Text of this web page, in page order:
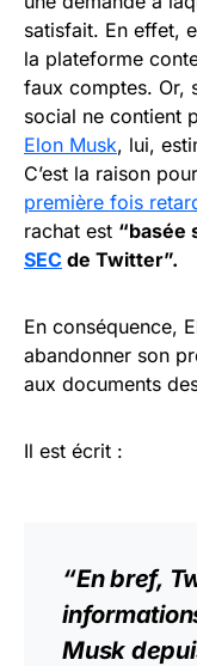
satisfait. En effet,
la plateforme
faux comptes. Or,
social ne contient
Elon Musk, lui,
C’est la raison
première fois
rachat est “basée
SEC de Twitter”.
En conséquence,
abandonner son
aux documents
Il est écrit :
“En bref,
Musk